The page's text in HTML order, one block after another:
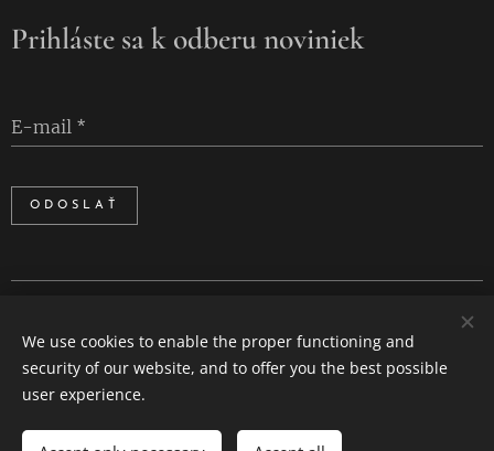
Prihláste sa k odberu noviniek
E-mail
ODOSLAŤ
Languages
English
We use cookies to enable the proper functioning and
security of our website, and to offer you the best possible
user experience.